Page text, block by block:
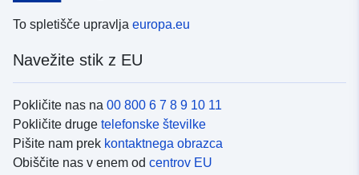
To spletišče upravlja europa.eu
Navežite stik z EU
Pokličite nas na 00 800 6 7 8 9 10 11
Pokličite druge telefonske številke
Pišite nam prek kontaktnega obrazca
Obiščite nas v enem od centrov EU